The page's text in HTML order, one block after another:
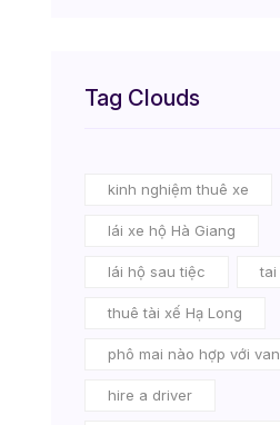
Tag Clouds
kinh nghiệm thuê xe
lái xe hộ Hà Giang
lái hộ sau tiệc tai
thuê tài xế Hạ Long
phô mai nào hợp với
hire a driver